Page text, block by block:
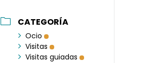
CATEGORÍA
Ocio
Visitas
Visitas guiadas